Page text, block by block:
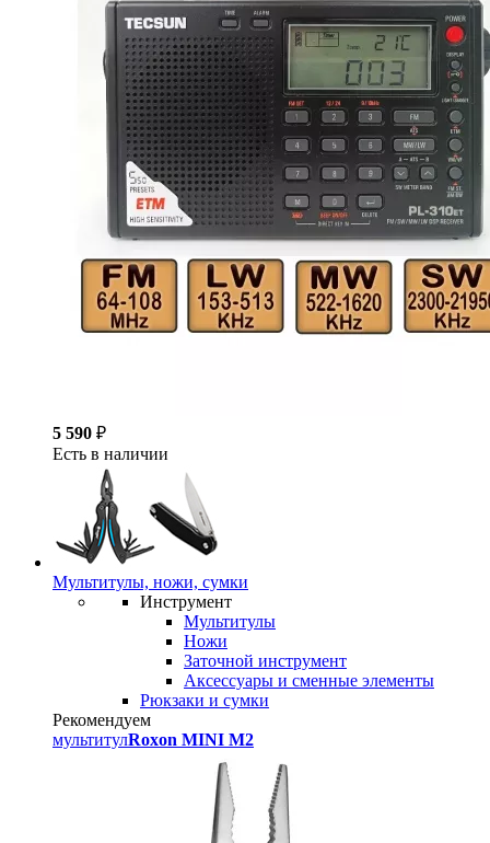
5 590 ₽
Есть в наличии
Мультитулы, ножи, сумки
Инструмент
Мультитулы
Ножи
Заточной инструмент
Аксессуары и сменные элементы
Рюкзаки и сумки
Рекомендуем
мультитулRoxon MINI M2